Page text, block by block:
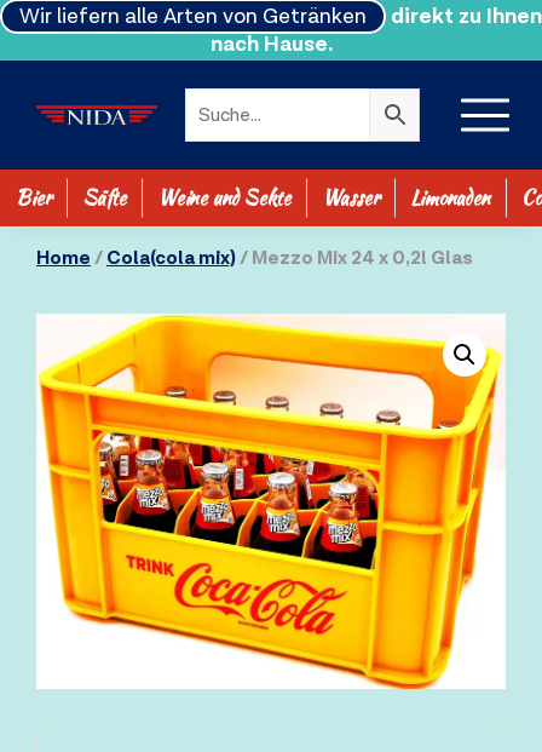
Wir liefern alle Arten von Getränken
direkt zu Ihnen
nach Hause.
SHOP ALLE
Bier Säfte Weine und Sekte Wasser Limonaden
Home/Cola(cola mix)/ Mezzo Mix 24 x 0,2l Glas